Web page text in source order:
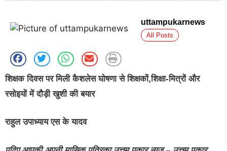
uttampukarnews
All Posts
शिक्षक दिवस पर मिली कैशलेस घोषणा से शिक्षकों,शिक्षा-मित्रों और
रसोइयों में दौड़ी खुशी की बयार
राहुल उपाध्याय एस के यादव